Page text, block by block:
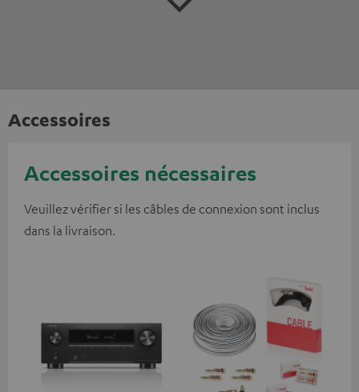
Accessoires
Accessoires nécessaires
Veuillez vérifier si les câbles de connexion sont inclus
dans la livraison.